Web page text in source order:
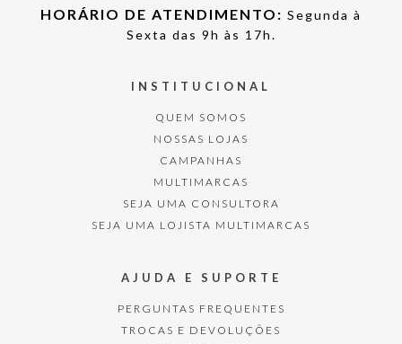
HORÁRIO DE ATENDIMENTO: Segunda à
Sexta das 9h às 17h.
INSTITUCIONAL
QUEM SOMOS
NOSSAS LOJAS
CAMPANHAS
MULTIMARCAS
SEJA UMA CONSULTORA
SEJA UMA LOJISTA MULTIMARCAS
AJUDA E SUPORTE
PERGUNTAS FREQUENTES
TROCAS E DEVOLUÇÕES